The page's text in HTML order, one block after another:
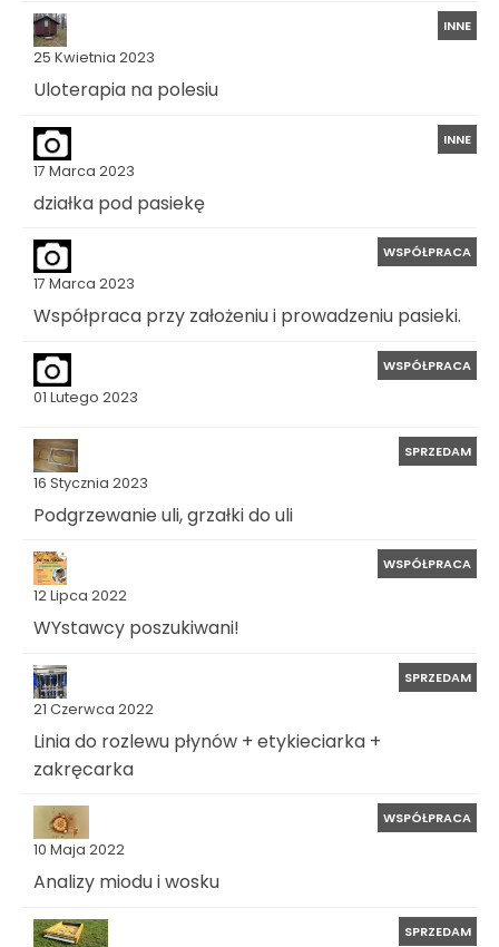
25 Kwietnia 2023
INNE
Uloterapia na polesiu
17 Marca 2023
INNE
działka pod pasiekę
17 Marca 2023
WSPÓŁPRACA
Współpraca przy założeniu i prowadzeniu pasieki.
01 Lutego 2023
WSPÓŁPRACA
16 Stycznia 2023
SPRZEDAM
Podgrzewanie uli, grzałki do uli
12 Lipca 2022
WSPÓŁPRACA
WYstawcy poszukiwani!
21 Czerwca 2022
SPRZEDAM
Linia do rozlewu płynów + etykieciarka +
zakręcarka
10 Maja 2022
WSPÓŁPRACA
Analizy miodu i wosku
SPRZEDAM